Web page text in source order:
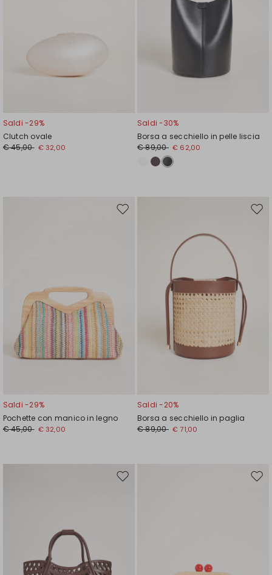
Saldi -29%
Clutch ovale
€ 45,00 € 32,00
Saldi -30%
Borsa a secchiello in pelle liscia
€ 89,00 € 62,00
Sposta
Saldi -29%
Pochette con manico in legno
€ 45,00 € 32,00
Saldi -20%
Borsa a secchiello in paglia
€ 89,00 € 71,00
Sposta